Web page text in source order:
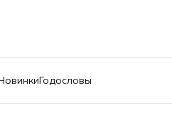
Годословы